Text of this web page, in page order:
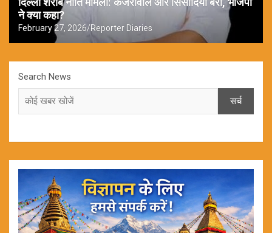
ने क्या कहा?
February 27, 2026 Reporter Diaries
Search News
सर्च